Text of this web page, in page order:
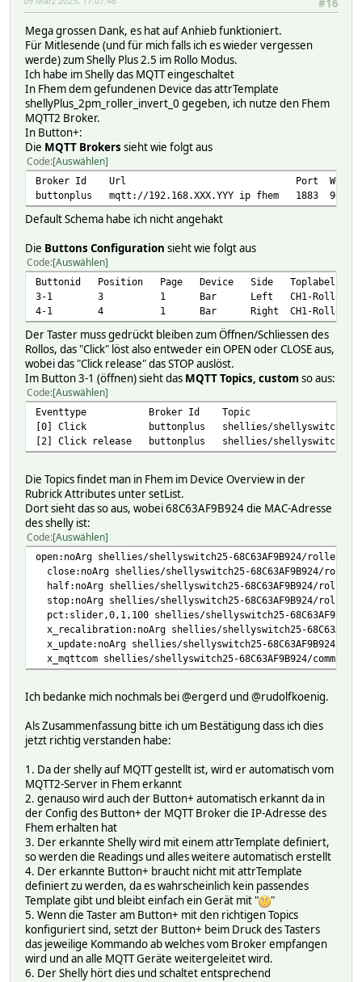
#16
Mega grossen Dank, es hat auf Anhieb funktioniert.
Für Mitlesende (und für mich falls ich es wieder vergessen
werde) zum Shelly Plus 2.5 im Rollo Modus.
Ich habe im Shelly das MQTT eingeschaltet
In Fhem dem gefundenen Device das attrTemplate
shellyPlus_2pm_roller_invert_0 gegeben, ich nutze den Fhem
MQTT2 Broker.
In Button+:
Die MQTT Brokers sieht wie folgt aus
Code Auswählen
Broker Id Url Port Web Socket Port
buttonplus mqtt://
Default Schema habe ich nicht angehakt
Die Buttons Configuration sieht wie folgt aus
Code Auswählen
Buttonid Position Page Device Side Toplabel
3-1 3 1 Bar Left CH1-Rollo UP
4-1 4 1 Bar Right CH1-Rollo DOWN
Der Taster muss gedrückt bleiben zum Öffnen/Schliessen des
Rollos, das "Click" löst also entweder ein OPEN oder CLOSE aus,
wobei das "Click release" das STOP auslöst.
Im Button 3-1 (öffnen) sieht das MQTT Topics, customso aus:
Code Auswählen
Eventtype Broker Id
[0] Click buttonplus shellies/shellyswitch25-
[2] Click release buttonplus shellies/shellyswitch25-
Die Topics findet man in Fhem im Device Overview in der
Rubrick Attributes unter setList.
Dort sieht das so aus, wobei 68C63AF9B924 die MAC-Adresse
des shelly ist:
Code Auswählen
open:noArg shellies/shellyswitch25-68C63AF9B924/roller/0/
close:noArg shellies/shellyswitch25-68C63AF9B924/roller/
half:noArg shellies/shellyswitch25-68C63AF9B924/roller/0/
stop:noArg shellies/shellyswitch25-68C63AF9B924/roller/0/
pct:slider,0,1,100 shellies/shellyswitch25-68C63AF9B924/
x_recalibration:noArg shellies/shellyswitch25-
x_update:noArg shellies/shellyswitch25-68C63AF9B924/
x_mqttcom shellies/shellyswitch25-68C63AF9B924/command
Ich bedanke mich nochmals bei @ergerd und @rudolfkoenig.
Als Zusammenfassung bitte ich um Bestätigung dass ich dies
jetzt richtig verstanden habe:
1. Da der shelly auf MQTT gestellt ist, wird er automatisch vom
MQTT2-Server in Fhem erkannt
2. genauso wird auch der Button+ automatisch erkannt da in
der Config des Button+ der MQTT Broker die IP-Adresse des
Fhem erhalten hat
3. Der erkannte Shelly wird mit einem attrTemplate definiert,
so werden die Readings und alles weitere automatisch erstellt
4. Der erkannte Button+ braucht nicht mit attrTemplate
definiert zu werden, da es wahrscheinlich kein passendes
Template gibt und bleibt einfach ein Gerät mit "
"
5. Wenn die Taster am Button+ mit den richtigen Topics
konfiguriert sind, setzt der Button+ beim Druck des Tasters
das jeweilige Kommando ab welches vom Broker empfangen
wird und an alle MQTT Geräte weitergeleitet wird.
6. Der Shelly hört dies und schaltet entsprechend